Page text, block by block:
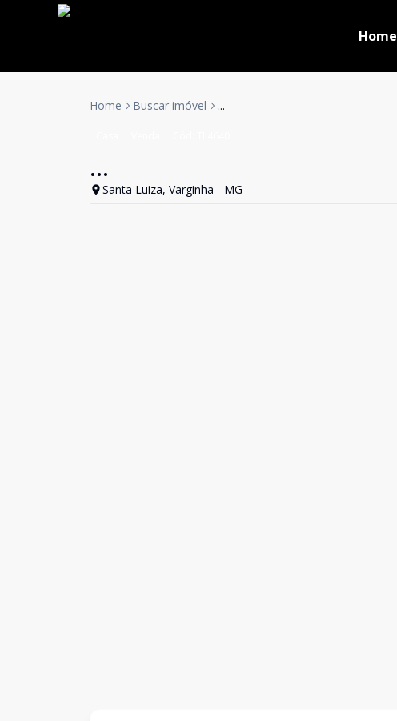
Home
Home Buscar imóvel ...
...
Santa Luiza, Varginha - MG